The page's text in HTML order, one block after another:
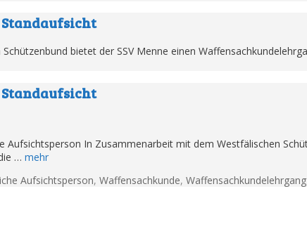
bietet der SSV Menne einen
Aufsichtsperson In Zusammenarbeit mit dem Westfälischen
… mehr
Aufsichtsperson, Waffensachkunde, Waffensachkundelehrgang